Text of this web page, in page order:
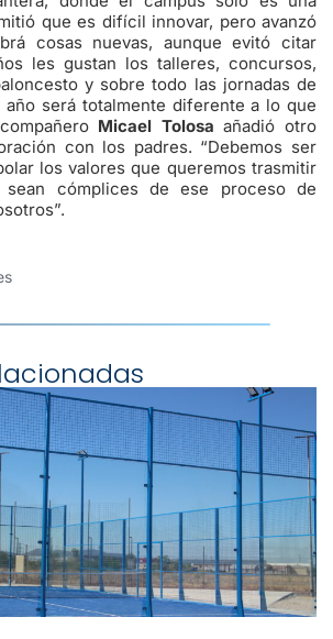
que es difícil innovar, pero avanzó
cosas nuevas, aunque evitó citar
les gustan los talleres, concursos,
y sobre todo las jornadas de
año será totalmente diferente a lo que
Micael Tolosa añadió otro
con los padres. “Debemos ser
los valores que queremos trasmitir
cómplices de ese proceso de